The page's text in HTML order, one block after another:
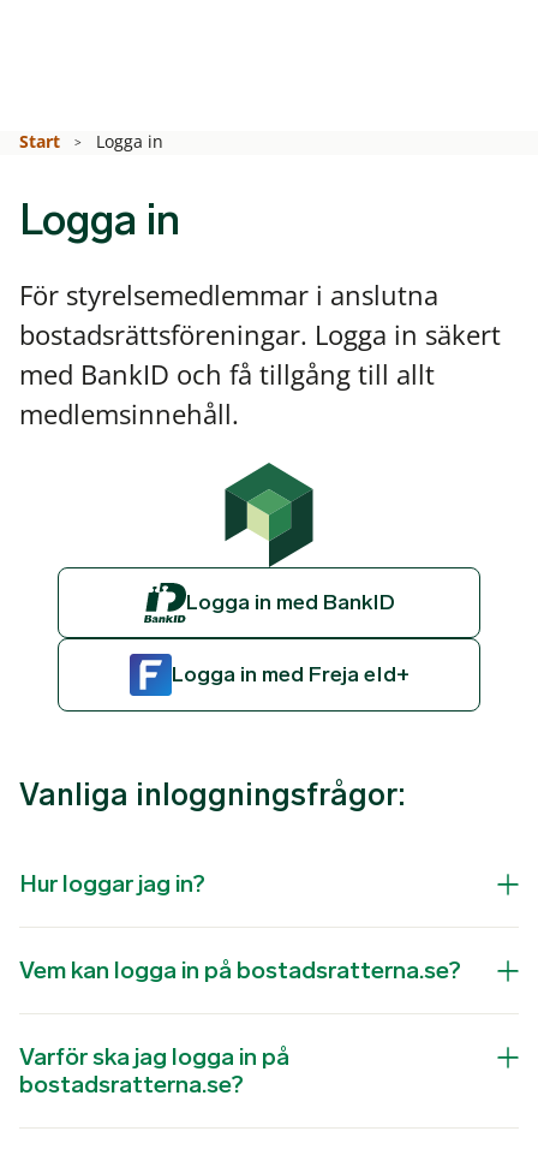
Start Logga in
Logga in
För styrelsemedlemmar i anslutna
bostadsrättsföreningar. Logga in säkert
med BankID och få tillgång till allt
medlemsinnehåll.
Logga in med BankID
Logga in med Freja eId+
Vanliga inloggningsfrågor:
Hur loggar jag in?
Vem kan logga in på bostadsratterna.se?
Varför ska jag logga in på
bostadsratterna.se?